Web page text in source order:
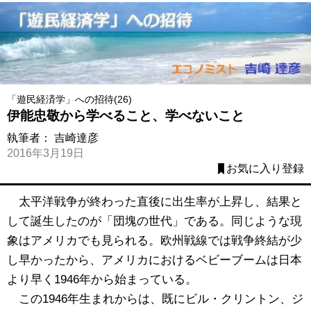
「遊民経済学」への招待(26)
伊能忠敬から学べること、学べないこと
執筆者： 吉崎達彦
2016年3月19日
お気に入り登録
太平洋戦争が終わった直後に出生率が上昇し、結果と
して誕生したのが「団塊の世代」である。同じような現
象はアメリカでも見られる。欧州戦線では戦争終結が少
し早かったから、アメリカにおけるベビーブームは日本
より早く1946年から始まっている。
この1946年生まれからは、既にビル・クリントン、ジ